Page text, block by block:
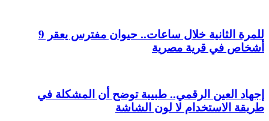
للمرة الثانية خلال ساعات.. حيوان مفترس يعقر 9
أشخاص في قرية مصرية
إجهاد العين الرقمي.. طبيبة توضح أن المشكلة في
طريقة الاستخدام لا لون الشاشة